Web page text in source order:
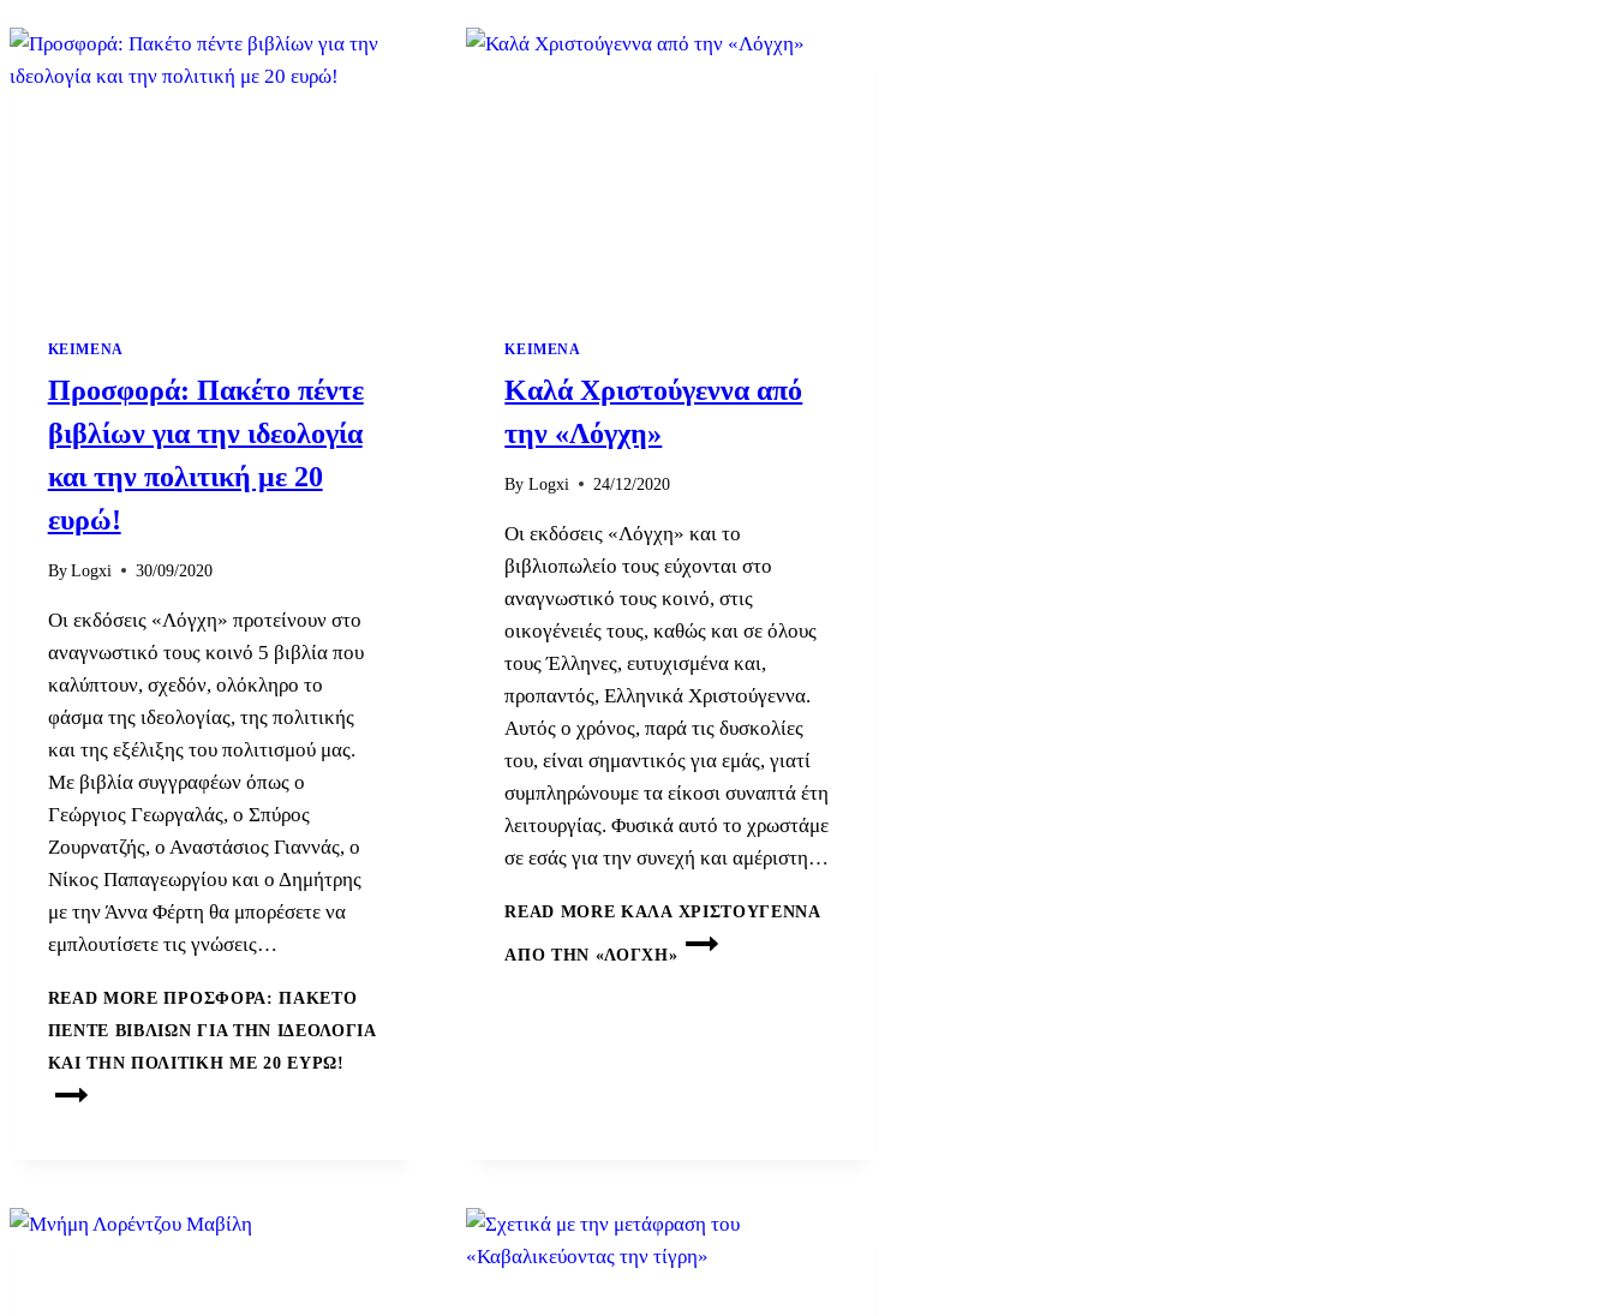
ΚΕΊΜΕΝΑ
Προσφορά: Πακέτο πέντε
βιβλίων για την ιδεολογία
και την πολιτική με 20
ευρώ!
By Logxi 30/09/2020
Οι εκδόσεις «Λόγχη» προτείνουν στο
αναγνωστικό τους κοινό 5 βιβλία που
καλύπτουν, σχεδόν, ολόκληρο το
φάσμα της ιδεολογίας, της πολιτικής
και της εξέλιξης του πολιτισμού μας.
Με βιβλία συγγραφέων όπως ο
Γεώργιος Γεωργαλάς, ο Σπύρος
Ζουρνατζής, ο Αναστάσιος Γιαννάς, ο
Νίκος Παπαγεωργίου και ο Δημήτρης
με την Άννα Φέρτη θα μπορέσετε να
εμπλουτίσετε τις γνώσεις…
READ MORE ΠΡΟΣΦΟΡΆ: ΠΑΚΈΤΟ
ΠΈΝΤΕ ΒΙΒΛΊΩΝ ΓΙΑ ΤΗΝ ΙΔΕΟΛΟΓΊΑ
ΚΑΙ ΤΗΝ ΠΟΛΙΤΙΚΉ ΜΕ 20 ΕΥΡΏ!
ΚΕΊΜΕΝΑ
Καλά Χριστούγεννα από
την «Λόγχη»
By Logxi 24/12/2020
Οι εκδόσεις «Λόγχη» και το
βιβλιοπωλείο τους εύχονται στο
αναγνωστικό τους κοινό, στις
οικογένειές τους, καθώς και σε όλους
τους Έλληνες, ευτυχισμένα και,
προπαντός, Ελληνικά Χριστούγεννα.
Αυτός ο χρόνος, παρά τις δυσκολίες
του, είναι σημαντικός για εμάς, γιατί
συμπληρώνουμε τα είκοσι συναπτά έτη
λειτουργίας. Φυσικά αυτό το χρωστάμε
σε εσάς για την συνεχή και αμέριστη…
READ MORE ΚΑΛΆ ΧΡΙΣΤΟΎΓΕΝΝΑ
ΑΠΌ ΤΗΝ «ΛΌΓΧΗ»